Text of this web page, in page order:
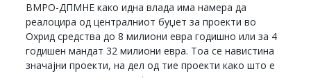
ВМРО-ДПМНЕ како идна влада има намера да
реалоцира од централниот буџет за проекти во
Охрид средства до 8 милиони евра годишно или за 4
годишен мандат 32 милиони евра. Тоа се навистина
значајни проекти, на дел од тие проекти како што е